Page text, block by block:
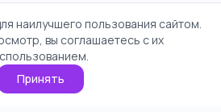
наилучшего пользования сайтом.
вы соглашаетесь с их
Принять